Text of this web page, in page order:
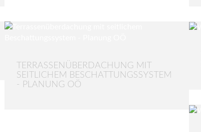
TERRASSENÜBERDACHUNG MIT
SEITLICHEM BESCHATTUNGSSYSTEM
- PLANUNG OÖ